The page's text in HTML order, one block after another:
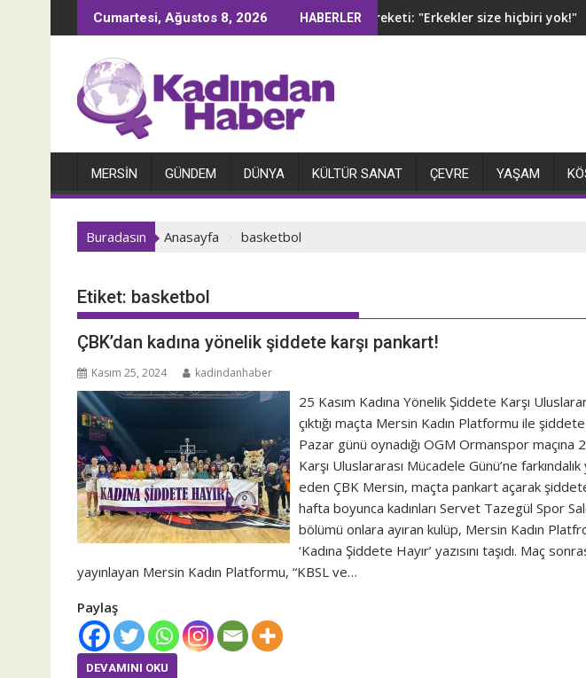
geç
Cumartesi, Ağustos 8, 2026 HABERLER
ait bir dükkandan sokaklara yayılan aktivizm 4B Hareketi: "Erkekler size hiçbiri yok!"
MERSIN GÜNDEM DÜNYA KÜLTÜR SANAT ÇEVRE YAŞAM
Buradasın Anasayfa basketbol
Etiket: basketbol
ÇBK’dan kadına yönelik şiddete karşı pankart!
Kasım 25, 2024 kadindanhaber
25 Kasım Kadına Yönelik Şiddete Karşı
çıktığı maçta Mersin Kadın Platformu ile
Pazar günü oynadığı OGM Ormanspor maçına
Karşı Uluslararası Mücadele Günü’ne
eden ÇBK Mersin, maçta pankart açarak
hafta boyunca kadınları Servet Tazegül Spor
bölümü onlara ayıran kulüp, Mersin Kadın
‘Kadına Şiddete Hayır’ yazısını taşıdı. Maç
yayınlayan Mersin Kadın Platformu, “KBSL ve…
Paylaş
DEVAMINI OKU